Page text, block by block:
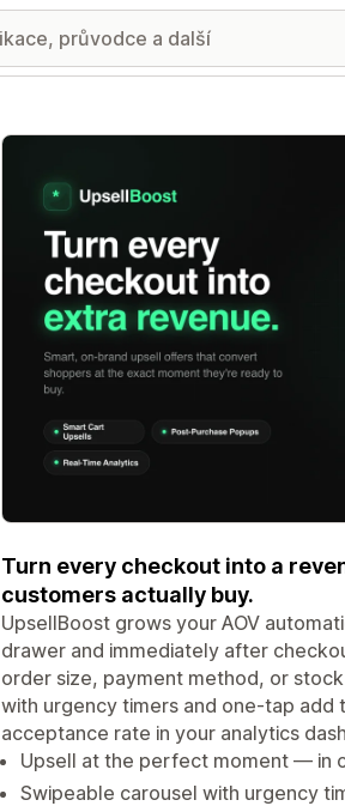
Galerie propagovaných obrázků
Turn every checkout into a
customers actually buy.
UpsellBoost grows your AOV
drawer and immediately after
order size, payment method, or
with urgency timers and one-tap
acceptance rate in your analytics
Upsell at the perfect moment — in
Swipeable carousel with urgency